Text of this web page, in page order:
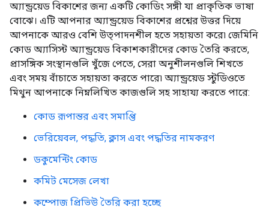
অ্যান্ড্রয়েড বিকাশের জন্য একটি কোডিং সঙ্গী যা প্রাকৃতিক ভাষা
বোঝে। এটি আপনার অ্যান্ড্রয়েড বিকাশের প্রশ্নের উত্তর দিয়ে
আপনাকে আরও বেশি উত্পাদনশীল হতে সহায়তা করে৷ জেমিনি
কোড অ্যাসিস্ট অ্যান্ড্রয়েড বিকাশকারীদের কোড তৈরি করতে,
প্রাসঙ্গিক সংস্থানগুলি খুঁজে পেতে, সেরা অনুশীলনগুলি শিখতে
এবং সময় বাঁচাতে সহায়তা করতে পারে৷ অ্যান্ড্রয়েড স্টুডিওতে
মিথুন আপনাকে নিম্নলিখিত কাজগুলি সহ সাহায্য করতে পারে:
কোড রূপান্তর এবং সমাপ্তি
ভেরিয়েবল, পদ্ধতি, ক্লাস এবং পদ্ধতির নামকরণ
ডকুমেন্টিং কোড
কমিট মেসেজ লেখা
কম্পোজ প্রিভিউ তৈরি করা হচ্ছে